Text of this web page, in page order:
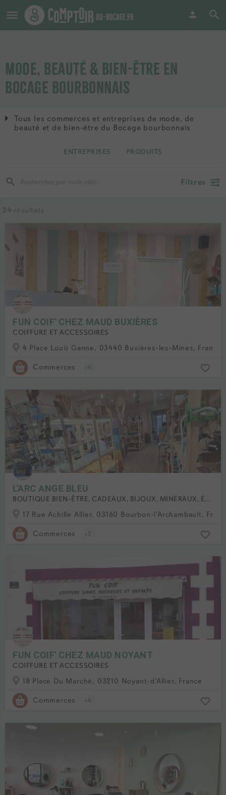
MODE, BEAUTÉ & BIEN-ÊTRE EN
BOCAGE BOURBONNAIS
Tous les commerces et entreprises de mode, de
beauté et de bien-être du Bocage bourbonnais
ENTREPRISES PRODUITS
Filtres
24 résultats
FUN COIF' CHEZ MAUD BUXIÈRES
COIFFURE ET ACCESSOIRES
4 Place Louis Ganne, 03440 Buxières-les-Mines, France
Commerces +4
L'ARC ANGE BLEU
BOUTIQUE BIEN-ÊTRE, CADEAUX, BIJOUX, MINÉRAUX, ÉSOTÉRIQUE
17 Rue Achille Allier, 03160 Bourbon-l'Archambault,
Commerces +2
FUN COIF' CHEZ MAUD NOYANT
COIFFURE ET ACCESSOIRES
18 Place Du Marché, 03210 Noyant-d'Allier, France
Commerces +4